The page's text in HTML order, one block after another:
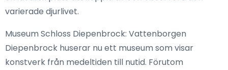
varierade djurlivet.
Museum Schloss Diepenbrock: Vattenborgen
Diepenbrock huserar nu ett museum som visar
konstverk från medeltiden till nutid. Förutom